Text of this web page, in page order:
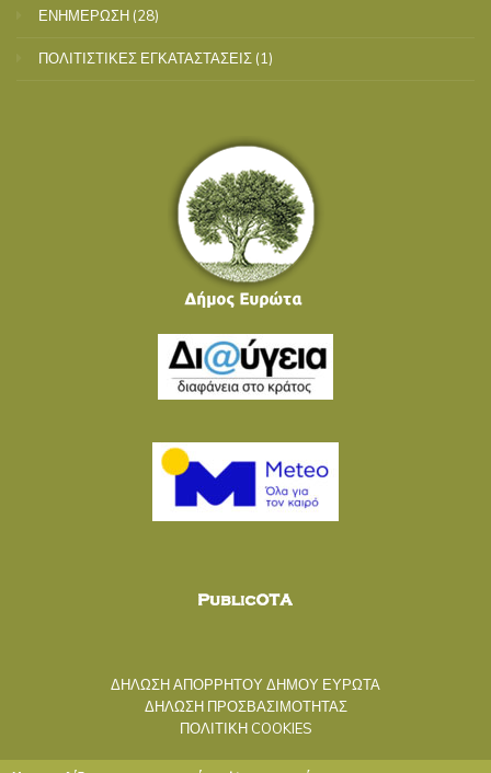
ΕΝΗΜΕΡΩΣΗ (28)
ΠΟΛΙΤΙΣΤΙΚΕΣ ΕΓΚΑΤΑΣΤΑΣΕΙΣ (1)
ΔΗΛΩΣΗ ΑΠΟΡΡΗΤΟΥ ΔΗΜΟΥ ΕΥΡΩΤΑ
ΔΗΛΩΣΗ ΠΡΟΣΒΑΣΙΜΟΤΗΤΑΣ
ΠΟΛΙΤΙΚΗ COOKIES